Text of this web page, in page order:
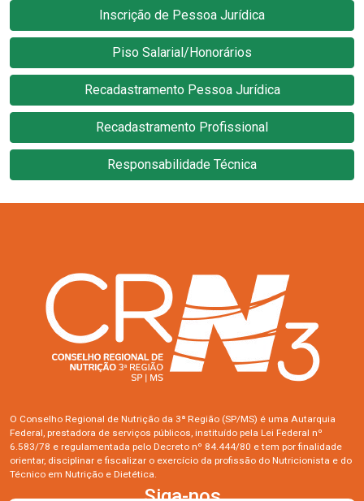
Inscrição de Pessoa Jurídica
Piso Salarial/Honorários
Recadastramento Pessoa Jurídica
Recadastramento Profissional
Responsabilidade Técnica
O Conselho Regional de Nutrição da 3ª Região (SP/MS) é uma Autarquia
Federal, prestadora de serviços públicos, instituído pela Lei Federal nº
6.583/78 e regulamentada pelo Decreto nº 84.444/80 e tem por finalidade
orientar, disciplinar e fiscalizar o exercício da profissão do Nutricionista e do
Técnico em Nutrição e Dietética.
Siga-nos